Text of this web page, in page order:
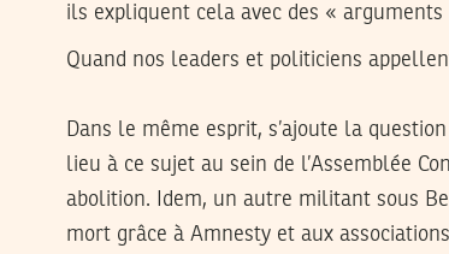
ils expliquent cela avec des «
Quand nos leaders et politiciens
Dans le même esprit, s’ajoute la
lieu à ce sujet au sein de l’Assemblée
abolition. Idem, un autre militant sous
mort grâce à Amnesty et aux